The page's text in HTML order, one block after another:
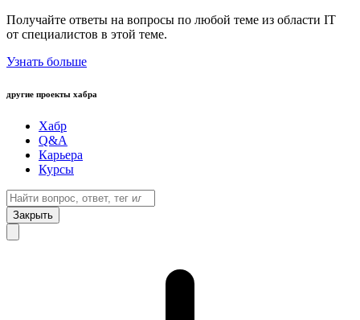
Получайте ответы на вопросы по любой теме из области IT
от специалистов в этой теме.
Узнать больше
другие проекты хабра
Хабр
Q&A
Карьера
Курсы
Закрыть